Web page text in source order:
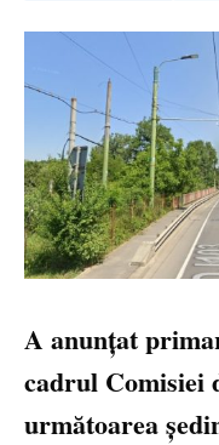
A anunțat
cadrul Comisiei
următoarea